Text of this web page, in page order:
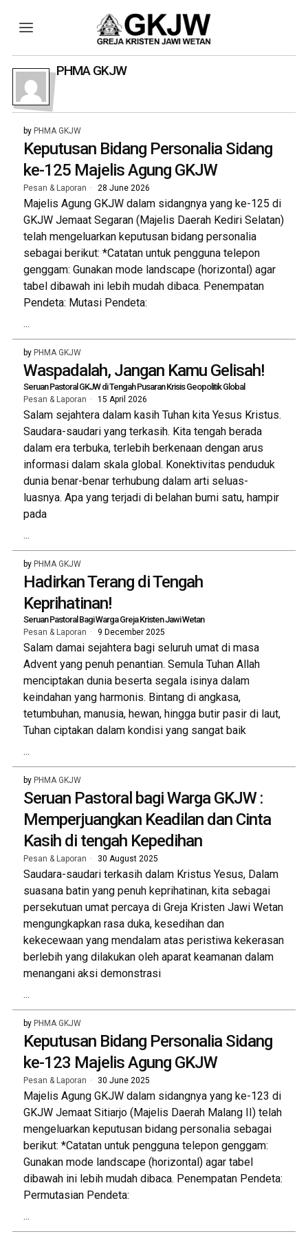
PHMA GKJW
by PHMA GKJW
Keputusan Bidang Personalia Sidang
ke-125 Majelis Agung GKJW
Pesan & Laporan 28 June 2026
Majelis Agung GKJW dalam sidangnya yang ke-125 di
GKJW Jemaat Segaran (Majelis Daerah Kediri Selatan)
telah mengeluarkan keputusan bidang personalia
sebagai berikut: *Catatan untuk pengguna telepon
genggam: Gunakan mode landscape (horizontal) agar
tabel dibawah ini lebih mudah dibaca. Penempatan
Pendeta: Mutasi Pendeta:
...
by PHMA GKJW
Waspadalah, Jangan Kamu Gelisah!
Seruan Pastoral GKJW di Tengah Pusaran Krisis Geopolitik Global
Pesan & Laporan 15 April 2026
Salam sejahtera dalam kasih Tuhan kita Yesus Kristus.
Saudara-saudari yang terkasih. Kita tengah berada
dalam era terbuka, terlebih berkenaan dengan arus
informasi dalam skala global. Konektivitas penduduk
dunia benar-benar terhubung dalam arti seluas-
luasnya. Apa yang terjadi di belahan bumi satu, hampir
pada
...
by PHMA GKJW
Hadirkan Terang di Tengah
Keprihatinan!
Seruan Pastoral Bagi Warga Greja Kristen Jawi Wetan
Pesan & Laporan 9 December 2025
Salam damai sejahtera bagi seluruh umat di masa
Advent yang penuh penantian. Semula Tuhan Allah
menciptakan dunia beserta segala isinya dalam
keindahan yang harmonis. Bintang di angkasa,
tetumbuhan, manusia, hewan, hingga butir pasir di laut,
Tuhan ciptakan dalam kondisi yang sangat baik
...
by PHMA GKJW
Seruan Pastoral bagi Warga GKJW :
Memperjuangkan Keadilan dan Cinta
Kasih di tengah Kepedihan
Pesan & Laporan 30 August 2025
Saudara-saudari terkasih dalam Kristus Yesus, Dalam
suasana batin yang penuh keprihatinan, kita sebagai
persekutuan umat percaya di Greja Kristen Jawi Wetan
mengungkapkan rasa duka, kesedihan dan
kekecewaan yang mendalam atas peristiwa kekerasan
berlebih yang dilakukan oleh aparat keamanan dalam
menangani aksi demonstrasi
...
by PHMA GKJW
Keputusan Bidang Personalia Sidang
ke-123 Majelis Agung GKJW
Pesan & Laporan 30 June 2025
Majelis Agung GKJW dalam sidangnya yang ke-123 di
GKJW Jemaat Sitiarjo (Majelis Daerah Malang II) telah
mengeluarkan keputusan bidang personalia sebagai
berikut: *Catatan untuk pengguna telepon genggam:
Gunakan mode landscape (horizontal) agar tabel
dibawah ini lebih mudah dibaca. Penempatan Pendeta:
Permutasian Pendeta:
...